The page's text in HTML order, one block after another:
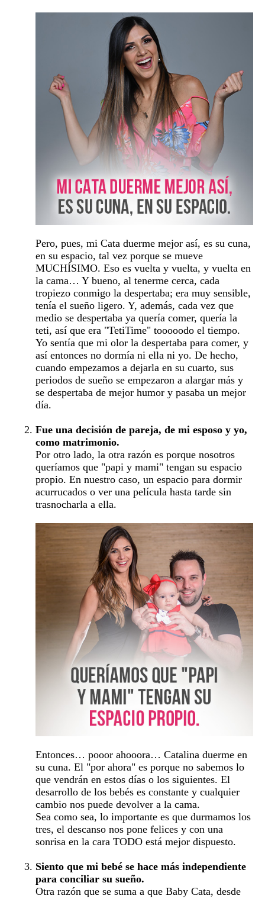
Pero, pues, mi Cata duerme mejor así, es su cuna,
en su espacio, tal vez porque se mueve
MUCHÍSIMO. Eso es vuelta y vuelta, y vuelta en
la cama… Y bueno, al tenerme cerca, cada
tropiezo conmigo la despertaba; era muy sensible,
tenía el sueño ligero. Y, además, cada vez que
medio se despertaba ya quería comer, quería la
teti, así que era "TetiTime" tooooodo el tiempo.
Yo sentía que mi olor la despertaba para comer, y
así entonces no dormía ni ella ni yo. De hecho,
cuando empezamos a dejarla en su cuarto, sus
periodos de sueño se empezaron a alargar más y
se despertaba de mejor humor y pasaba un mejor
día.
Fue una decisión de pareja, de mi esposo y yo,
como matrimonio.
Por otro lado, la otra razón es porque nosotros
queríamos que "papi y mami" tengan su espacio
propio. En nuestro caso, un espacio para dormir
acurrucados o ver una película hasta tarde sin
trasnocharla a ella.
Entonces… pooor ahooora… Catalina duerme en
su cuna. El "por ahora" es porque no sabemos lo
que vendrán en estos días o los siguientes. El
desarrollo de los bebés es constante y cualquier
cambio nos puede devolver a la cama.
Sea como sea, lo importante es que durmamos los
tres, el descanso nos pone felices y con una
sonrisa en la cara TODO está mejor dispuesto.
Siento que mi bebé se hace más independiente
para conciliar su sueño.
Otra razón que se suma a que Baby Cata, desde